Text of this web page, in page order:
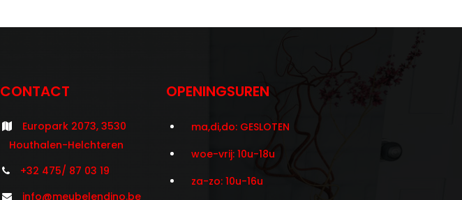
CONTACT
Europark 2073, 3530
Houthalen-Helchteren
+32 475/ 87 03 19
info@meubelendino.be
OPENINGSUREN
ma,di,do: GESLOTEN
woe-vrij: 10u-18u
za-zo: 10u-16u